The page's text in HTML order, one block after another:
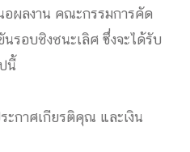
ผลงาน คณะกรรมการคัด
รอบชิงชนะเลิศ ซึ่งจะได้รับ
นี้
ะกาศเกียรติคุณ และเงิน